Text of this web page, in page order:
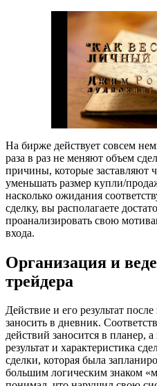
На бирже действует совсем
раза в раз не меняют объем
причины, которые заставляют
уменьшать размер купли/
насколько ожидания
сделку, вы располагаете
проанализировать свою
входа.
Организация и
трейдера
Действие и его результат
заносить в дневник.
действий заносится в планер,
результат и характеристика
сделки, которая была
большим логическим знаком